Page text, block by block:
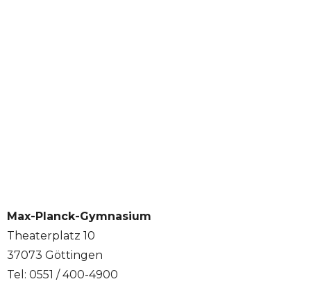
Max-Planck-Gymnasium
Theaterplatz 10
37073 Göttingen
Tel: 0551 / 400-4900